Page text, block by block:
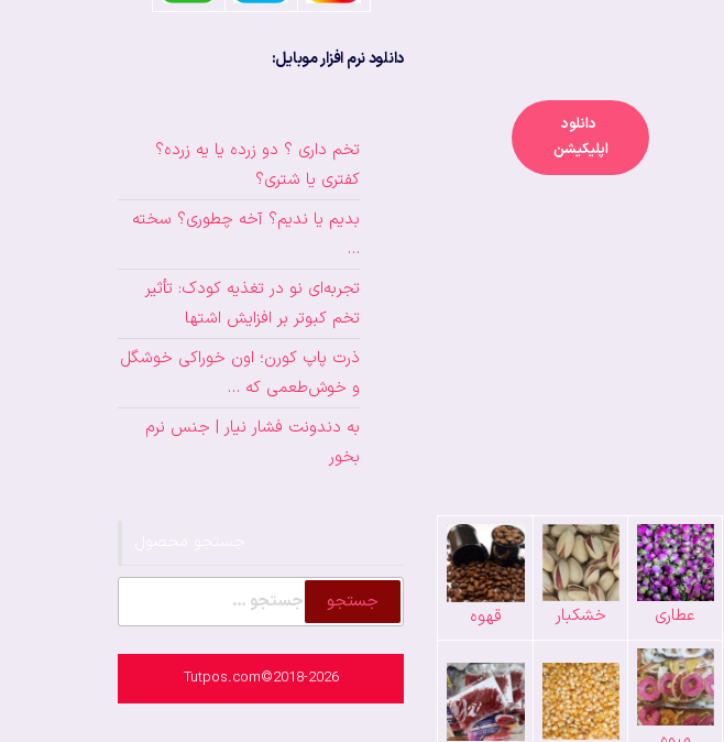
دانلود نرم افزار موبایل:
دانلود
اپلیکیشن
تخم داری ؟ دو زرده یا یه زرده؟
کفتری یا شتری؟
بدیم یا ندیم؟ آخه چطوری؟ سخته
…
تجربه‌ای نو در تغذیه کودک: تأثیر
تخم کبوتر بر افزایش اشتها
ذرت پاپ کورن؛ اون خوراکی خوشگل
و خوش‌طعمی که …
به دندونت فشار نیار | جنس نرم
بخور
عطاری خشکبار قهوه
جستجو
برای:
Tutpos.com©2018-2026